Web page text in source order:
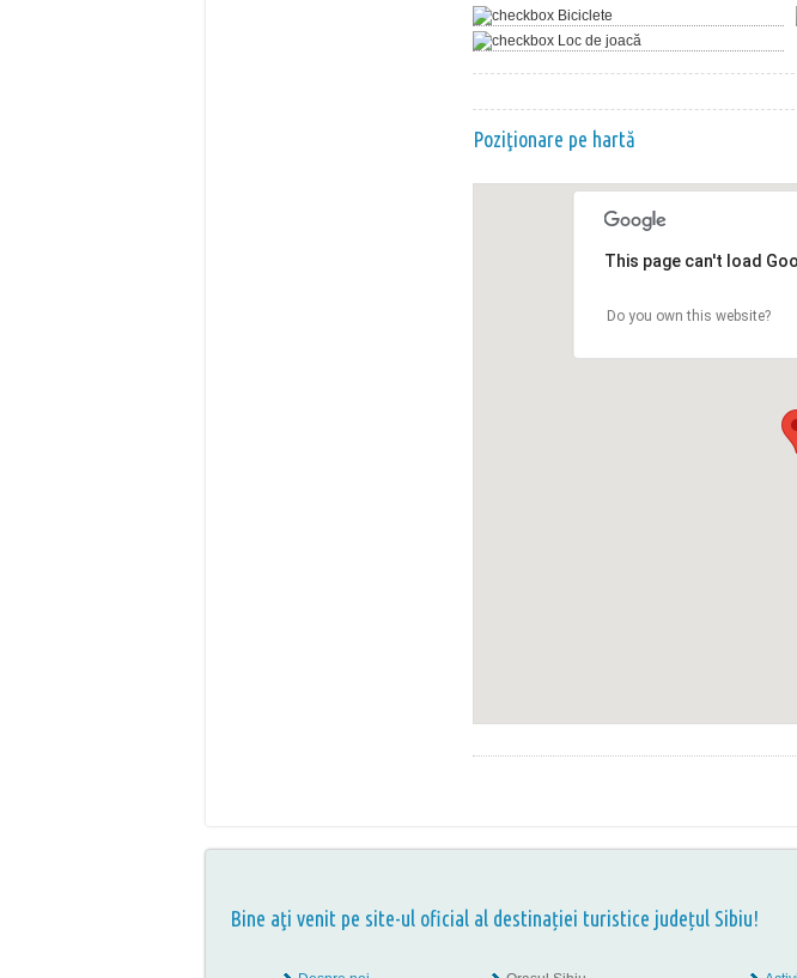
Biciclete
Loc de joacă
Poziţionare pe hartă
This page can't load
Do you own this website?
Bine aţi venit pe site-ul oficial al destinației turistice județul Sibiu!